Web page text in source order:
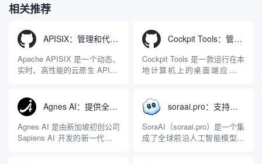
相关推荐
APISIX：管理和代理API及大模型流量的高性能网关
Apache APISIX 是一个动态、
实时、高性能的云原生 API 网
LuaJIT 构建，并在 2019 年作
为顶级开源项目捐赠给
Apache 软件基金会。APISIX
彻底摒...
Cockpit Tools：管理多个AI编程IDE账号与配置多开独立实例的本地桌面应用
Cockpit Tools 是一款运行在本
地计算机上的桌面端应用程
程助手的账号与运行环境而设
计。它目前支持包括
Antigravity IDE、Codex、
GitHub Copilo...
Agnes AI：提供全模态模型免费API、支持图文视频生成与复杂工程执行的智能体平台
Agnes AI 是由新加坡初创公司
Sapiens AI 开发的新一代多模
soraai.pro：支持多模型文字转视频和图像生成的在线创作工具
SoraAI（soraai.pro）是一个集
成了全球前沿人工智能模型的